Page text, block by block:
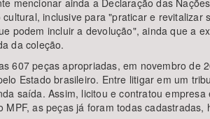
mencionar ainda a Declaração das
cultural, inclusive para "praticar e
podem incluir a devolução", ainda que a
da coleção.
607 peças apropriadas, em novembro de
Estado brasileiro. Entre litigar em um
saída. Assim, licitou e contratou
MPF, as peças já foram todas